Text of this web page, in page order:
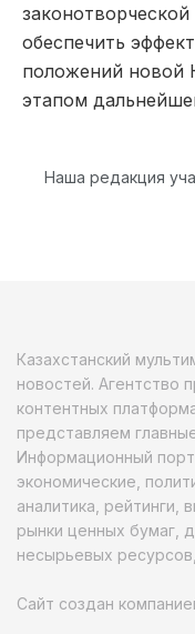
обеспечить
положений новой
этапом
Наша редакция
Казахстанский
новостей. Агентство
контентных
представляем
Информационный
экономические,
аналитика, рейтинги,
рынки ценных бумаг,
несырьевых
Сайт создан